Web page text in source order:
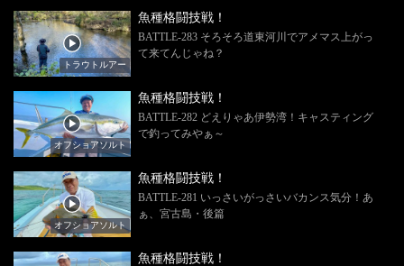
トラウトルアー
魚種格闘技戦！
BATTLE-283 そろそろ道東河川でアメマス上がっ
て来てんじゃね？
オフショアソルト
魚種格闘技戦！
BATTLE-282 どえりゃあ伊勢湾！キャスティング
で釣ってみやぁ～
オフショアソルト
魚種格闘技戦！
BATTLE-281 いっさいがっさいバカンス気分！あ
ぁ、宮古島・後篇
魚種格闘技戦！